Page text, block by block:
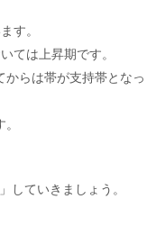
す。
ては上昇期です。
らは帯が支持帯となっ
していきましょう。